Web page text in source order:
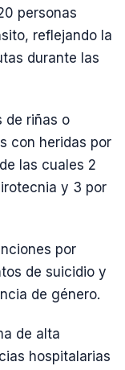
personas
reflejando la
durante las
de riñas o
con heridas por
las cuales 2
y 3 por
por
de suicidio y
de género.
de alta
hospitalarias